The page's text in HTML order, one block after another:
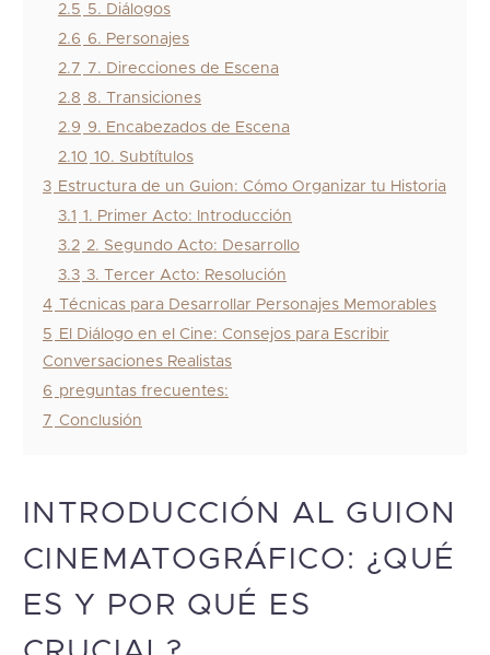
2.5 5. Diálogos
2.6 6. Personajes
2.7 7. Direcciones de Escena
2.8 8. Transiciones
2.9 9. Encabezados de Escena
2.10 10. Subtítulos
3 Estructura de un Guion: Cómo Organizar tu Historia
3.1 1. Primer Acto: Introducción
3.2 2. Segundo Acto: Desarrollo
3.3 3. Tercer Acto: Resolución
4 Técnicas para Desarrollar Personajes Memorables
5
El Diálogo en el Cine: Consejos para Escribir
Conversaciones Realistas
6 preguntas frecuentes:
7 Conclusión
INTRODUCCIÓN AL GUION
CINEMATOGRÁFICO: ¿QUÉ
ES Y POR QUÉ ES